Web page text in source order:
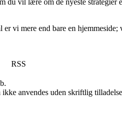
vil lære om de nyeste strategier
vi mere end bare en
RSS
anvendes uden skriftlig